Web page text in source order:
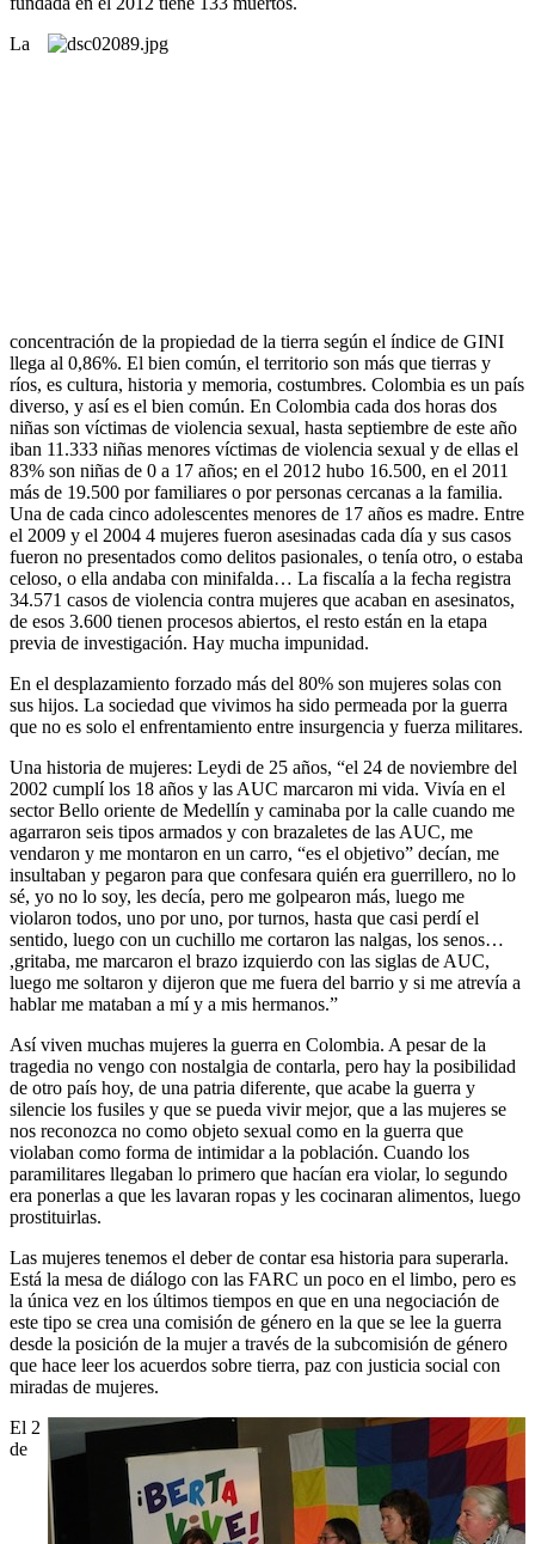
La
concentración de la propiedad de la tierra según el índice de GINI
llega al 0,86%. El bien común, el territorio son más que tierras y
ríos, es cultura, historia y memoria, costumbres. Colombia es un país
diverso, y así es el bien común. En Colombia cada dos horas dos
niñas son víctimas de violencia sexual, hasta septiembre de este año
iban 11.333 niñas menores víctimas de violencia sexual y de ellas el
83% son niñas de 0 a 17 años; en el 2012 hubo 16.500, en el 2011
más de 19.500 por familiares o por personas cercanas a la familia.
Una de cada cinco adolescentes menores de 17 años es madre. Entre
el 2009 y el 2004 4 mujeres fueron asesinadas cada día y sus casos
fueron no presentados como delitos pasionales, o tenía otro, o estaba
celoso, o ella andaba con minifalda… La fiscalía a la fecha registra
34.571 casos de violencia contra mujeres que acaban en asesinatos,
de esos 3.600 tienen procesos abiertos, el resto están en la etapa
previa de investigación. Hay mucha impunidad.
En el desplazamiento forzado más del 80% son mujeres solas con
sus hijos. La sociedad que vivimos ha sido permeada por la guerra
que no es solo el enfrentamiento entre insurgencia y fuerza militares.
Una historia de mujeres: Leydi de 25 años, “el 24 de noviembre del
2002 cumplí los 18 años y las AUC marcaron mi vida. Vivía en el
sector Bello oriente de Medellín y caminaba por la calle cuando me
agarraron seis tipos armados y con brazaletes de las AUC, me
vendaron y me montaron en un carro, “es el objetivo” decían, me
insultaban y pegaron para que confesara quién era guerrillero, no lo
sé, yo no lo soy, les decía, pero me golpearon más, luego me
violaron todos, uno por uno, por turnos, hasta que casi perdí el
sentido, luego con un cuchillo me cortaron las nalgas, los senos…
,gritaba, me marcaron el brazo izquierdo con las siglas de AUC,
luego me soltaron y dijeron que me fuera del barrio y si me atrevía a
hablar me mataban a mí y a mis hermanos.”
Así viven muchas mujeres la guerra en Colombia. A pesar de la
tragedia no vengo con nostalgia de contarla, pero hay la posibilidad
de otro país hoy, de una patria diferente, que acabe la guerra y
silencie los fusiles y que se pueda vivir mejor, que a las mujeres se
nos reconozca no como objeto sexual como en la guerra que
violaban como forma de intimidar a la población. Cuando los
paramilitares llegaban lo primero que hacían era violar, lo segundo
era ponerlas a que les lavaran ropas y les cocinaran alimentos, luego
prostituirlas.
Las mujeres tenemos el deber de contar esa historia para superarla.
Está la mesa de diálogo con las FARC un poco en el limbo, pero es
la única vez en los últimos tiempos en que en una negociación de
este tipo se crea una comisión de género en la que se lee la guerra
desde la posición de la mujer a través de la subcomisión de género
que hace leer los acuerdos sobre tierra, paz con justicia social con
miradas de mujeres.
El 2
de